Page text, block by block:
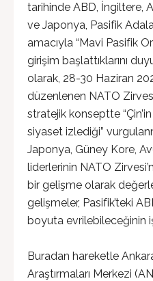
tarihinde ABD, İngiltere,
ve Japonya, Pasifik
amacıyla “Mavi Pasifik
girişim başlattıklarını
olarak, 28-30 Haziran
düzenlenen NATO
stratejik konseptte “Çin’in
siyaset izlediği”
Japonya, Güney Kore,
liderlerinin NATO
bir gelişme olarak
gelişmeler, Pasifik’teki
boyuta evrilebileceğinin
Buradan hareketle
Araştırmaları Merkezi